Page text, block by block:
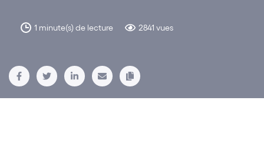
1 minute(s) de lecture 2841 vues